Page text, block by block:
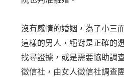
沒有感情的婚姻，為了小三
這樣的男人，絕對是正確的
找尋證據，或是需要協助調
徵信社，由女人徵信社調查